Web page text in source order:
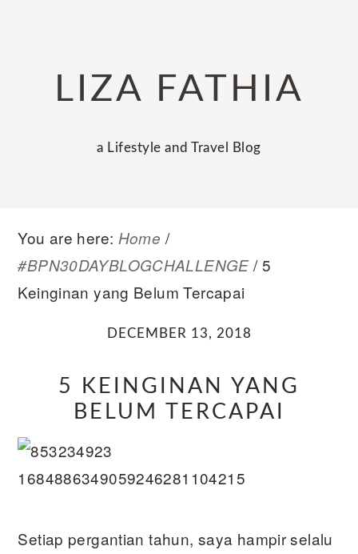
navigationLIZA FATHIA
a Lifestyle and Travel Blog
You are here: Home /
#BPN30DAYBLOGCHALLENGE /5
Keinginan yang Belum Tercapai
DECEMBER 13, 2018
5 KEINGINAN YANG
BELUM TERCAPAI
Setiap pergantian tahun, saya hampir selalu